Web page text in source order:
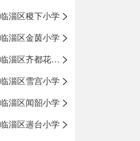
临淄区稷下小学
临淄区金茵小学
临淄区齐都花园小学
临淄区雪宫小学
临淄区闻韶小学
临淄区遄台小学